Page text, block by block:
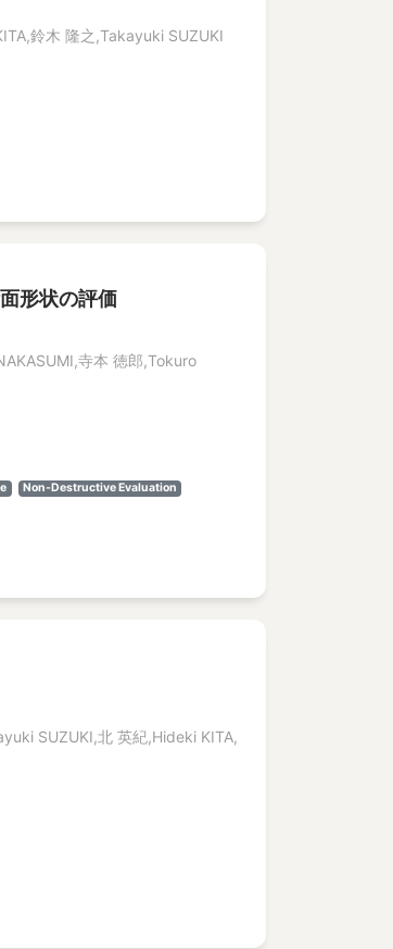
鈴木 隆之,Takayuki SUZUKI
形状の評価
寺本 徳郎,Tokuro
Non-Destructive Evaluation
SUZUKI,北 英紀,Hideki KITA,